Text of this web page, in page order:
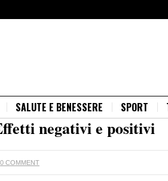
SALUTE E BENESSERE SPORT
negativi e positivi
0 COMMENT